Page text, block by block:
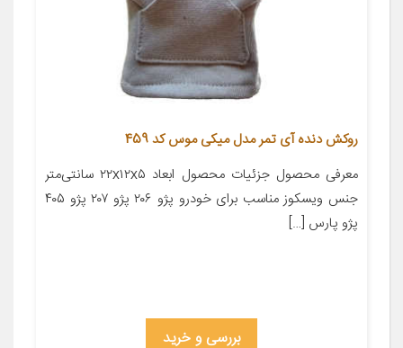
روکش دنده آی تمر مدل میکی موس کد 459
معرفی محصول جزئیات محصول ابعاد ۲۲x۱۲x۵ سانتی‌متر
جنس ویسکوز مناسب برای خودرو پژو ۲۰۶ پژو ۲۰۷ پژو ۴۰۵
پژو پارس […]
بررسی و خرید